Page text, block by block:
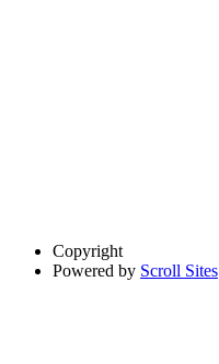
Copyright
Powered by Scroll Sites